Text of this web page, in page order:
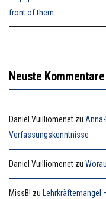
Neuste Kommentare
Daniel Vuilliomenet zu
Verfassungskenntnisse
Daniel Vuilliomenet zu
MissB! zu Lehrkräftemangel